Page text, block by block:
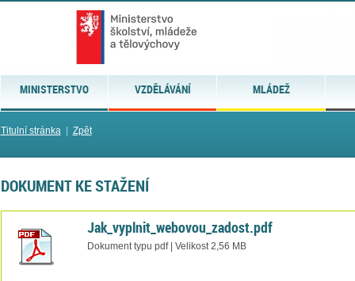
MINISTERSTVO VZDĚLÁVÁNÍ MLÁDEŽ
Titulní stránka| Zpět
DOKUMENT KE STAŽENÍ
Jak_vyplnit_webovou_zadost.pdf
Dokument typu pdf | Velikost 2,56 MB